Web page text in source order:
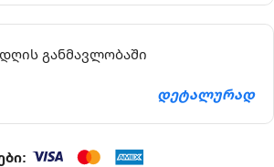
განმავლობაში
დეტალურად